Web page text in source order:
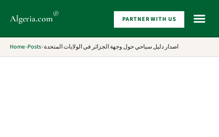
Algeria.com® PARTNER WITH US
Home»Posts»اصدار دليل سياحي حول وجهة الجزائر في الولايات المتحدة